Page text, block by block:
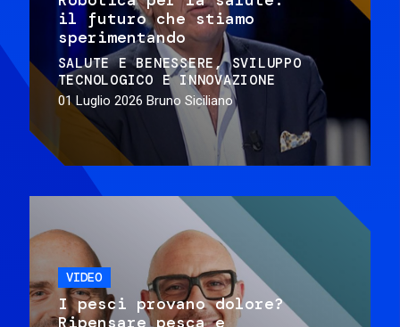
il futuro che stiamo
sperimentando
SALUTE E BENESSERE
SVILUPPO
TECNOLOGICO E INNOVAZIONE
01 Luglio 2026 Bruno Siciliano
VIDEO
I pesci provano dolore?